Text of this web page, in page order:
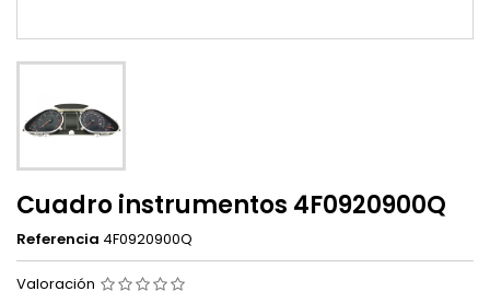
Cuadro instrumentos 4F0920900Q
Referencia 4F0920900Q
Valoración